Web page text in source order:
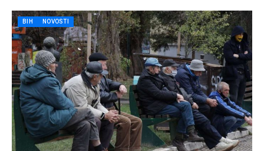
BIH NOVOSTI